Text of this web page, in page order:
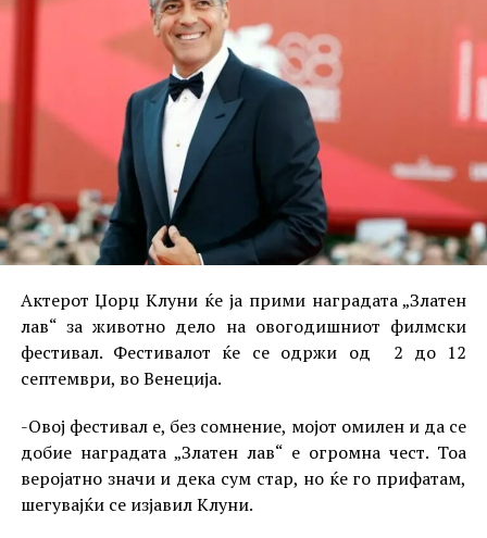
Актерот Џорџ Клуни ќе ја прими наградата „Златен
лав“ за животно дело на овогодишниот филмски
фестивал. Фестивалот ќе се одржи од 2 до 12
септември, во Венеција.
-Овој фестивал е, без сомнение, мојот омилен и да се
добие наградата „Златен лав“ е огромна чест. Тоа
веројатно значи и дека сум стар, но ќе го прифатам,
шегувајќи се изјавил Клуни.